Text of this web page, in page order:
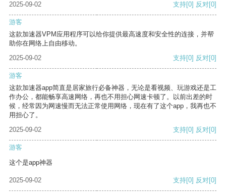
2025-09-02
支持[0] 反对[0]
游客
这款加速器VPM应用程序可以给你提供最高速度和安全性的连接，并帮
助你在网络上自由移动。
2025-09-02
支持[0] 反对[0]
游客
这款加速器app简直是居家旅行必备神器，无论是看视频、玩游戏还是工
作办公，都能畅享高速网络，再也不用担心网速卡顿了。以前出差的时
候，经常因为网速慢而无法正常使用网络，现在有了这个app，我再也不
用担心了。
2025-09-02
支持[0] 反对[0]
游客
这个是app神器
2025-09-02 支持[0] 反对[0]